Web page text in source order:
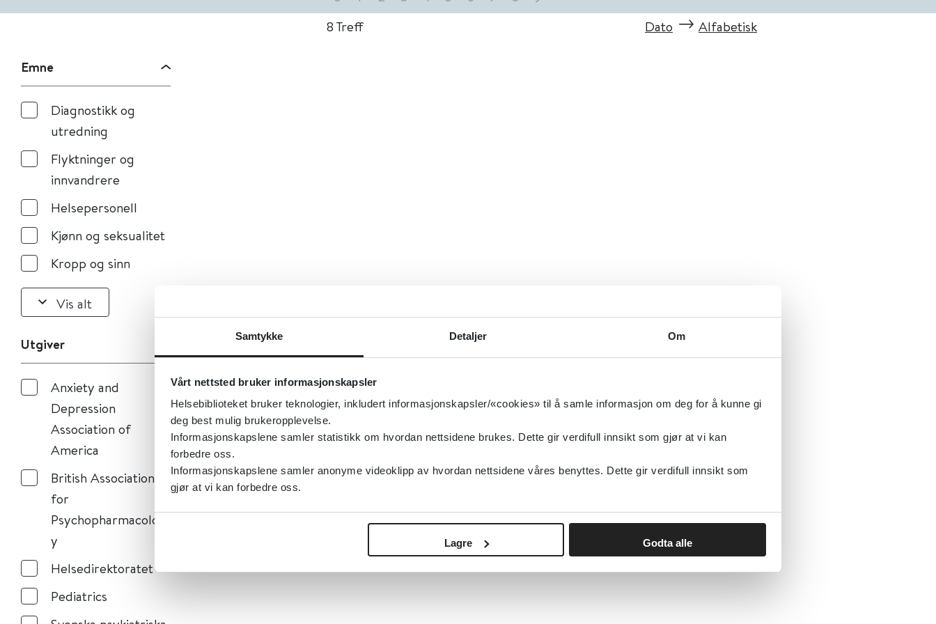
Samtykke Detaljer Om
Vårt nettsted bruker informasjonskapsler
Helsebiblioteket bruker teknologier, inkludert informasjonskapsler/«cookies» til å samle informasjon om deg for å kunne gi
deg best mulig brukeropplevelse.
Informasjonskapslene samler statistikk om hvordan nettsidene brukes. Dette gir verdifull innsikt som gjør at vi kan
forbedre oss.
Informasjonskapslene samler anonyme videoklipp av hvordan nettsidene våres benyttes. Dette gir verdifull innsikt som
gjør at vi kan forbedre oss.
Lagre Godta alle
Emne
Diagnostikk og
utredning
Flyktninger og
innvandrere
Helsepersonell
Kjønn og seksualitet
Kropp og sinn
Vis alt
Utgiver
Anxiety and
Depression
Association of
America
British Association
for
Psychopharmacolog
y
Helsedirektoratet
Pediatrics
8 Treff Dato Alfabetisk